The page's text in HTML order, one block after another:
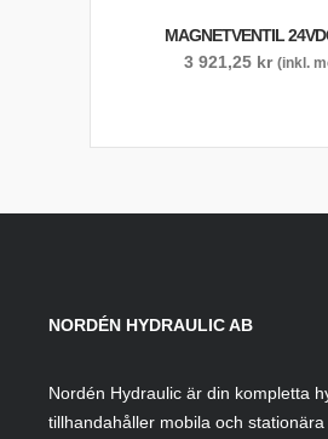
MAGNETVENTIL
3 921,25 kr (inkl.
NORDÉN HYDRAULIC AB
Nordén Hydraulic är din kompletta
tillhandahåller mobila och stationära